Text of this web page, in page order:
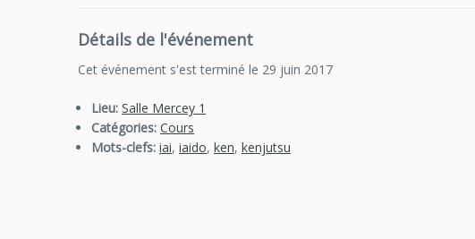
Détails de l'événement
Cet événement s'est terminé le 29 juin 2017
Lieu: Salle Mercey 1
Catégories: Cours
Mots-clefs: iai, iaido, ken, kenjutsu